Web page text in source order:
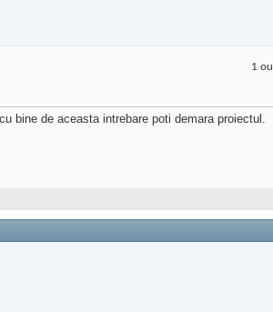
1
bine de aceasta intrebare poti demara proiectul.